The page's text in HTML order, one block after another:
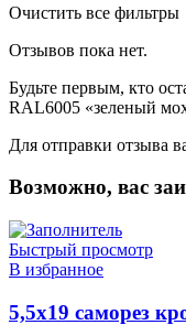
Очистить все фильтры
Отзывов пока нет.
Будьте первым, кто
RAL6005 «зеленый
Для отправки отзыва
Возможно, вас
Быстрый просмотр
В избранное
5,5х19 cаморез